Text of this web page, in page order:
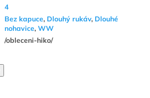
4
Bez kapuce, Dlouhý rukáv, Dlouhé
nohavice, WW
/obleceni-hiko/